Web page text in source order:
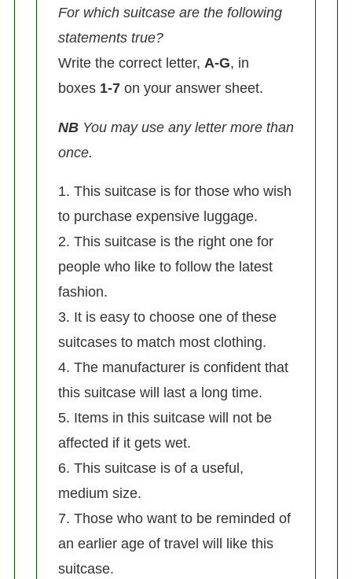
For which suitcase are the following
statements true?
Write the correct letter, A-G, in
boxes 1-7on your answer sheet.
NBYou may use any letter more than
once.
1. This suitcase is for those who wish
to purchase expensive luggage.
2. This suitcase is the right one for
people who like to follow the latest
fashion.
3. It is easy to choose one of these
suitcases to match most clothing.
4. The manufacturer is confident that
this suitcase will last a long time.
5. Items in this suitcase will not be
affected if it gets wet.
6. This suitcase is of a useful,
medium size.
7. Those who want to be reminded of
an earlier age of travel will like this
suitcase.